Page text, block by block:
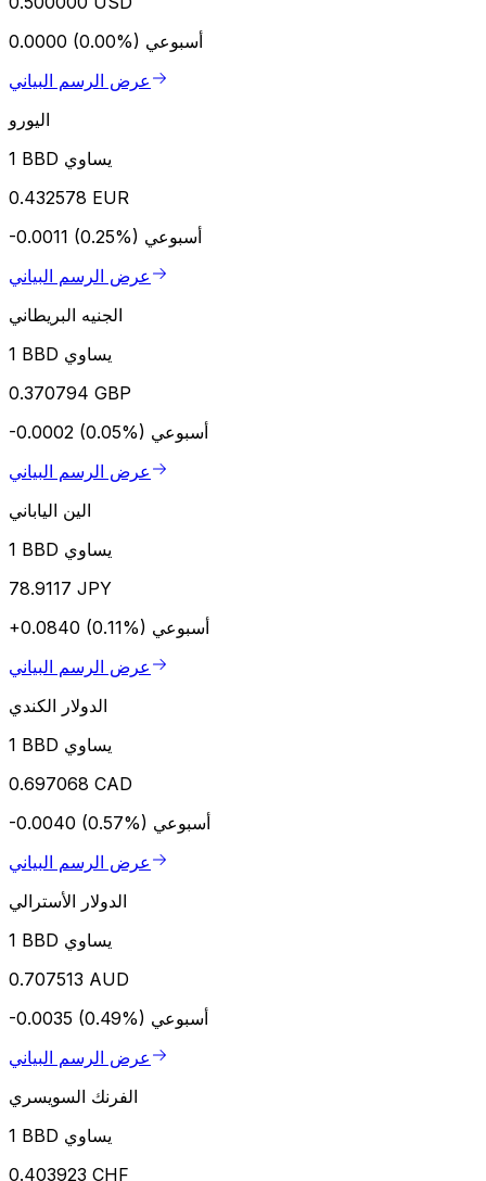
0.0000 (0.00%) أسبوعي
عرض الرسم البياني
اليورو
1 BBD يساوي
0.432578 EUR
-0.0011 (0.25%) أسبوعي
عرض الرسم البياني
الجنيه البريطاني
1 BBD يساوي
0.370794 GBP
-0.0002 (0.05%) أسبوعي
عرض الرسم البياني
الين الياباني
1 BBD يساوي
78.9117 JPY
+0.0840 (0.11%) أسبوعي
عرض الرسم البياني
الدولار الكندي
1 BBD يساوي
0.697068 CAD
-0.0040 (0.57%) أسبوعي
عرض الرسم البياني
الدولار الأسترالي
1 BBD يساوي
0.707513 AUD
-0.0035 (0.49%) أسبوعي
عرض الرسم البياني
الفرنك السويسري
1 BBD يساوي
0.403923 CHF